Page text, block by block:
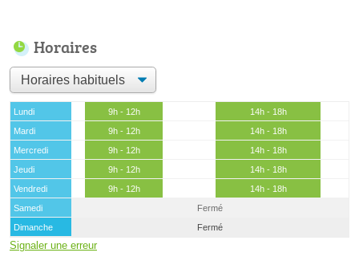
Horaires
Lundi 9h - 12h
14h - 18h
Mardi
9h - 12h
14h - 18h
Mercredi
9h - 12h
14h - 18h
Jeudi
9h - 12h
14h - 18h
Vendredi
9h - 12h
14h - 18h
Samedi
Fermé
Dimanche
Fermé
Signaler une erreur